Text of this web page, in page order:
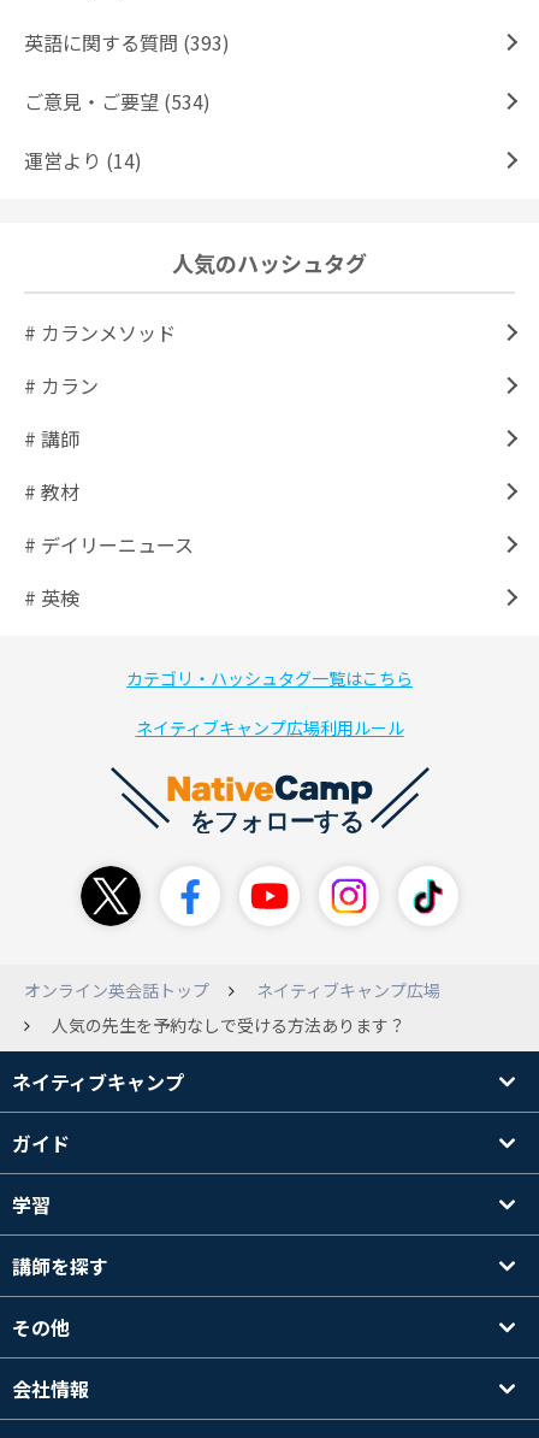
英語に関する質問 (393)
ご意見・ご要望 (534)
運営より (14)
人気のハッシュタグ
# カランメソッド
# カラン
# 講師
# 教材
# デイリーニュース
# 英検
カテゴリ・ハッシュタグ一覧はこちら
ネイティブキャンプ広場利用ルール
オンライン英会話トップ
ネイティブキャンプ広場
人気の先生を予約なしで受ける方法あります？
ネイティブキャンプ
ガイド
学習
講師を探す
その他
会社情報